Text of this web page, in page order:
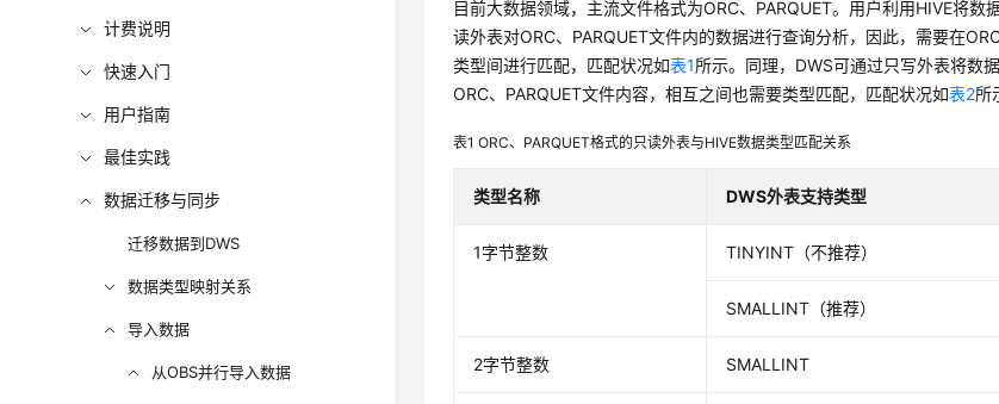
计费说明
快速入门
用户指南
最佳实践
数据迁移与同步
迁移数据到DWS
数据类型映射关系
导入数据
从OBS并行导入数据
目前大数据领域，主流文件格式为ORC、PARQUET。用户利用HIVE将
读外表对ORC、PARQUET文件内的数据进行查询分析，因此，需要在
类型间进行匹配，匹配状况如表1所示。同理，DWS可通过只写外表将数
ORC、PARQUET文件内容，相互之间也需要类型匹配，匹配状况如表2所
表1ORC、PARQUET格式的只读外表与HIVE数据类型匹配关系
类型名称 DWS外表支持类型
1字节整数 TINYINT（不推荐）
SMALLINT（推荐）
2字节整数 SMALLINT